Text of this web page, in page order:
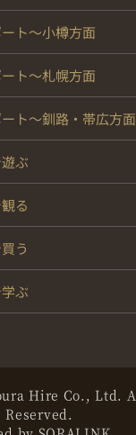
ト～小樽方面
ト～札幌方面
ト～釧路・帯広方面
ぶ
る
う
ぶ
Hire Co., Ltd.
Reserved.